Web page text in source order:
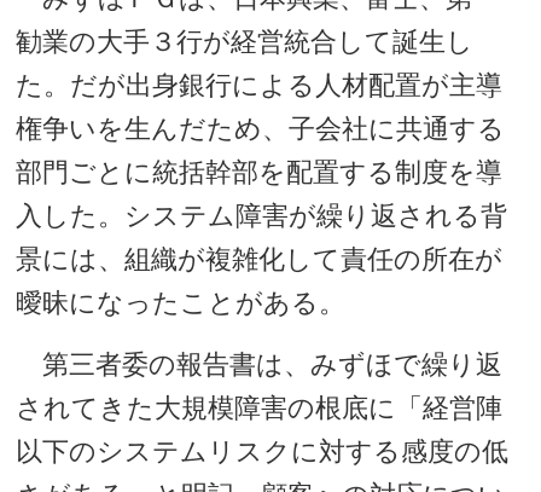
勧業の大手３行が経営統合して誕生し
た。だが出身銀行による人材配置が主導
権争いを生んだため、子会社に共通する
部門ごとに統括幹部を配置する制度を導
入した。システム障害が繰り返される背
景には、組織が複雑化して責任の所在が
曖昧になったことがある。
第三者委の報告書は、みずほで繰り返
されてきた大規模障害の根底に「経営陣
以下のシステムリスクに対する感度の低